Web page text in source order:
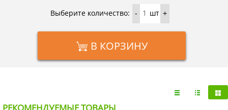
Выберите количество: - шт +
В КОРЗИНУ